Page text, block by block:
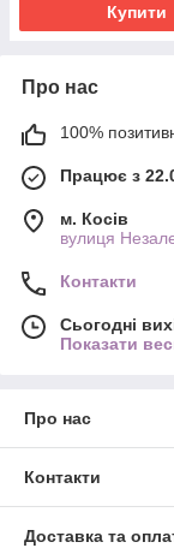
Купити
Про нас
100%
Працює з
м. Косів
вулиця
Контакти
Сьогодні
Показати
Про нас
Контакти
Доставка та